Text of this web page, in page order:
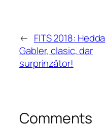
← FITS 2018: Hedda
Gabler, clasic, dar
surprinzător!
Comments